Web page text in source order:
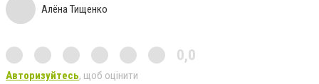
Алёна Тищенко
0,0
Авторизуйтесь, щоб оцінити